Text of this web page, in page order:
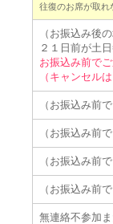
往復のお席が取れ
（お振込み後
２１日前が土
お振込み前で
（キャンセル
（お振込み前
（お振込み前
（お振込み前
（お振込み前
無連絡不参加